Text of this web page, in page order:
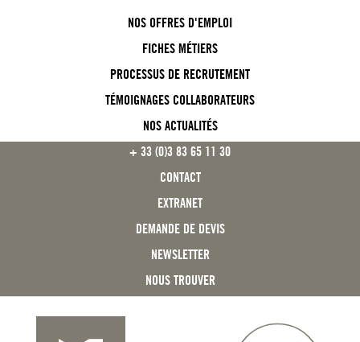
NOS OFFRES D'EMPLOI
FICHES MÉTIERS
PROCESSUS DE RECRUTEMENT
TÉMOIGNAGES COLLABORATEURS
NOS ACTUALITÉS
FOOTER CAREER+ 33 (0)3 83 65 11 30
CONTACT
EXTRANET
DEMANDE DE DEVIS
NEWSLETTER
NOUS TROUVER